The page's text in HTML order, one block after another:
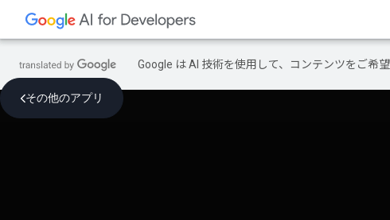
Google は AI 技術を使用して、コンテンツをご希
その他のアプリ